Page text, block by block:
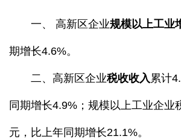
一、 高新区企业规模以上工业
期增长4.6%。
二、高新区企业税收收入累计
同期增长4.9%；规模以上工业企业
元，比上年同期增长21.1%。